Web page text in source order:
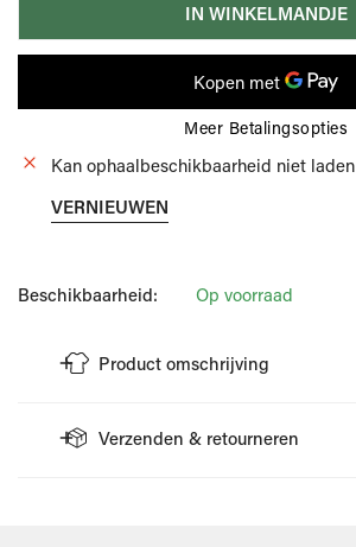
IN WINKELMANDJE
Meer Betalingsopties
Kan ophaalbeschikbaarheid niet laden
VERNIEUWEN
Beschikbaarheid: Op voorraad
Product omschrijving
Blauwe riem van Leyva.
Verzenden & retourneren